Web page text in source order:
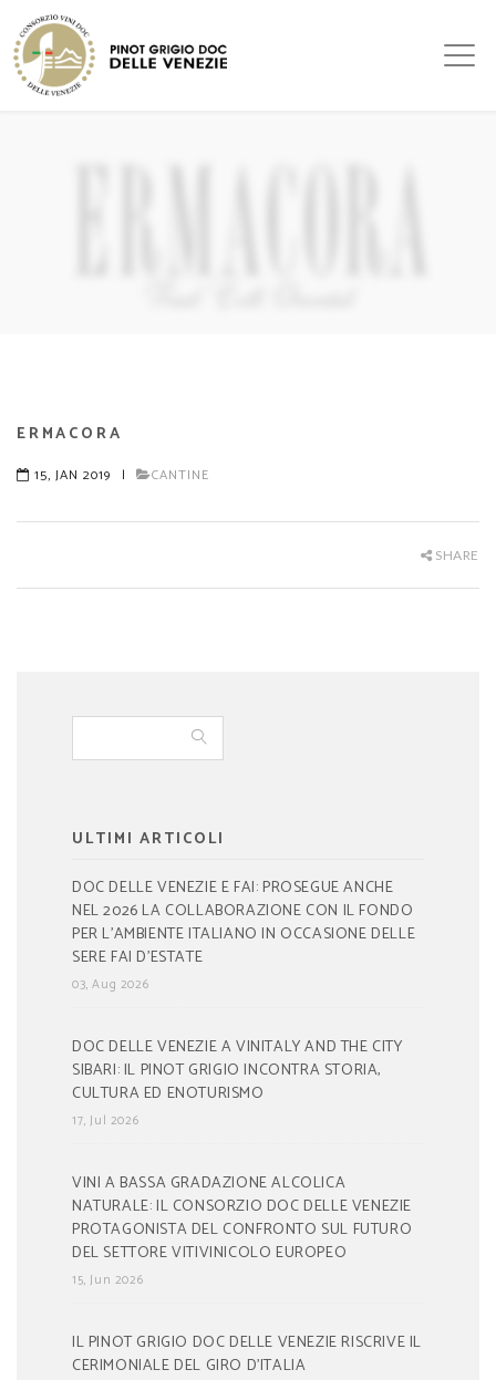
ERMACORA
15, JAN 2019 | CANTINE
SHARE
ULTIMI ARTICOLI
DOC DELLE VENEZIE E FAI: PROSEGUE ANCHE
NEL 2026 LA COLLABORAZIONE CON IL FONDO
PER L’AMBIENTE ITALIANO IN OCCASIONE DELLE
SERE FAI D’ESTATE
03, Aug 2026
DOC DELLE VENEZIE A VINITALY AND THE CITY
SIBARI: IL PINOT GRIGIO INCONTRA STORIA,
CULTURA ED ENOTURISMO
17, Jul 2026
VINI A BASSA GRADAZIONE ALCOLICA
NATURALE: IL CONSORZIO DOC DELLE VENEZIE
PROTAGONISTA DEL CONFRONTO SUL FUTURO
DEL SETTORE VITIVINICOLO EUROPEO
15, Jun 2026
IL PINOT GRIGIO DOC DELLE VENEZIE RISCRIVE IL
CERIMONIALE DEL GIRO D’ITALIA